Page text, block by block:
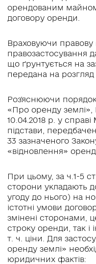
орендованим майном
договору оренди.
Враховуючи
правозастосування
що ґрунтується на
передана на
Роз'яснюючи
«Про оренду землі»,
10.04.2018 р. у
підстави,
33 зазначеного
«відновлення»
При цьому, за ч.1-5
сторони укладають
угоду до нього) на
істотні умови
змінені сторонами,
строку оренди, так і
т. ч. ціни. Для
оренду землі»
юридичних фактів: